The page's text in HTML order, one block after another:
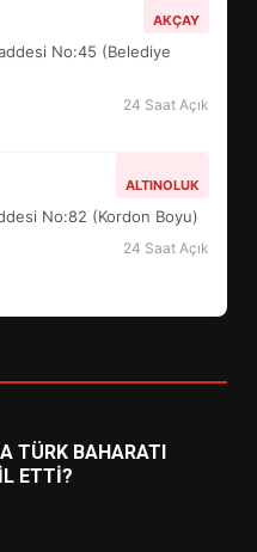
AKÇAY
No:45 (Belediye
24 Saat Açık
ALTINOLUK
No:82 (Kordon Boyu)
24 Saat Açık
NEYİ
NASIL
GÖZLER
TÜRK BAHARATI
ETTİ?